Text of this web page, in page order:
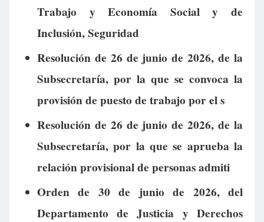
Trabajo y Economía Social y de
Inclusión, Seguridad
Resolución de 26 de junio de 2026, de la
Subsecretaría, por la que se convoca la
provisión de puesto de trabajo por el s
Resolución de 26 de junio de 2026, de la
Subsecretaría, por la que se aprueba la
relación provisional de personas admiti
Orden de 30 de junio de 2026, del
Departamento de Justicia y Derechos